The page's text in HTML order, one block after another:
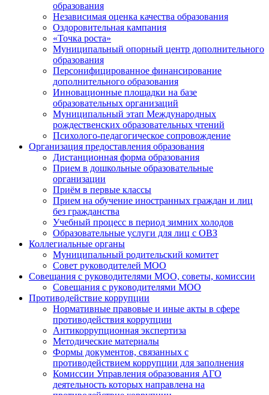
образования
Независимая оценка качества образования
Оздоровительная кампания
«Точка роста»
Муниципальный опорный центр дополнительного
образования
Персонифицированное финансирование
дополнительного образования
Инновационные площадки на базе
образовательных организаций
Муниципальный этап Международных
рождественских образовательных чтений
Психолого-педагогическое сопровождение
Организация предоставления образования
Дистанционная форма образования
Прием в дошкольные образовательные
организации
Приём в первые классы
Прием на обучение иностранных граждан и лиц
без гражданства
Учебный процесс в период зимних холодов
Образовательные услуги для лиц с ОВЗ
Коллегиальные органы
Муниципальный родительский комитет
Совет руководителей МОО
Совещания с руководителями МОО, советы, комиссии
Совещания с руководителями МОО
Противодействие коррупции
Нормативные правовые и иные акты в сфере
противодействия коррупции
Антикоррупционная экспертиза
Методические материалы
Формы документов, связанных с
противодействием коррупции для заполнения
Комиссии Управления образования АГО
деятельность которых направлена на